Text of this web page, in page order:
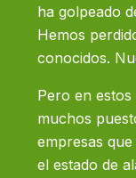
ha golpeado
Hemos
conocidos.
Pero en estos
muchos
empresas
el estado de